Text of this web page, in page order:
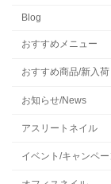
Blog
おすすめメニュー
おすすめ商品/新入荷
お知らせ/News
アスリートネイル
イベント/キャンペー